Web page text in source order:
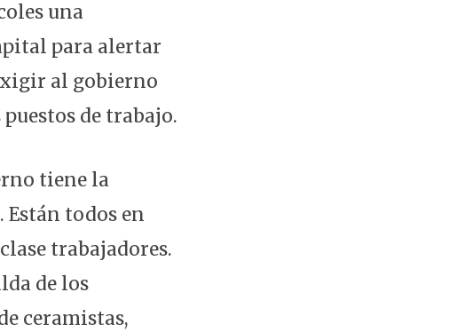
una
para alertar
al gobierno
de trabajo.
tiene la
todos en
trabajadores.
de los
ceramistas,